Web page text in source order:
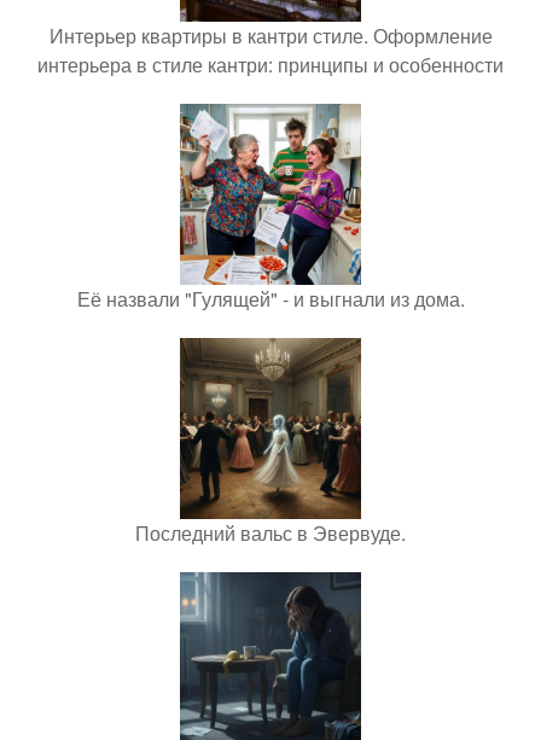
Интерьер квартиры в кантри стиле. Оформление
интерьера в стиле кантри: принципы и особенности
Её назвали "Гулящей" - и выгнали из дома.
Последний вальс в Эвервуде.